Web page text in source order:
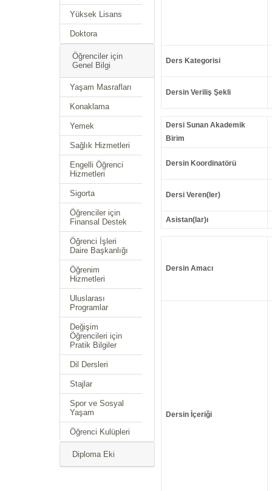
Yüksek Lisans
Doktora
Öğrenciler için
Genel Bilgi
Yaşam Masrafları
Konaklama
Yemek
Sağlık Hizmetleri
Engelli Öğrenci
Hizmetleri
Sigorta
Öğrenciler için
Finansal Destek
Öğrenci İşleri
Daire Başkanlığı
Öğrenim
Hizmetleri
Uluslarası
Programlar
Değişim
Öğrencileri için
Pratik Bilgiler
Dil Dersleri
Stajlar
Spor ve Sosyal
Yaşam
Öğrenci Kulüpleri
Diploma Eki
Ders Kategorisi
Dersin Veriliş Şekli
Dersi Sunan Akademik
Birim
Dersin Koordinatörü
Dersi Veren(ler)
Asistan(lar)ı
Dersin Amacı
Dersin İçeriği